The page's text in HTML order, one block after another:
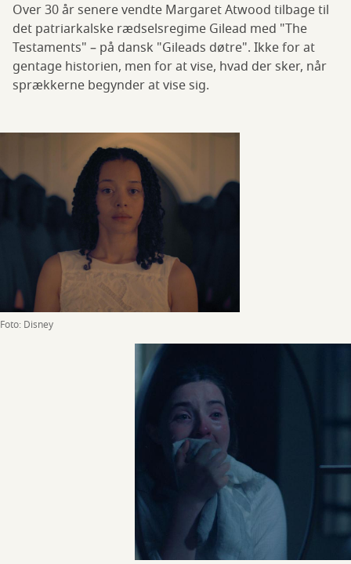
Over 30 år senere vendte Margaret Atwood tilbage til
det patriarkalske rædselsregime Gilead med "The
Testaments" – på dansk "Gileads døtre". Ikke for at
gentage historien, men for at vise, hvad der sker, når
sprækkerne begynder at vise sig.
Foto: Disney